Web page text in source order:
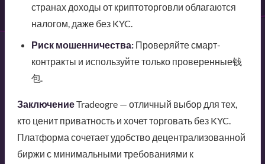
странах доходы от криптоторговли облагаются
налогом, даже без KYC.
Риск мошенничества:Проверяйте смарт-
контракты и используйте только проверенные钱
包.
ЗаключениеTradeogre — отличный выбор для тех,
кто ценит приватность и хочет торговать без KYC.
Платформа сочетает удобство децентрализованной
биржи с минимальными требованиями к